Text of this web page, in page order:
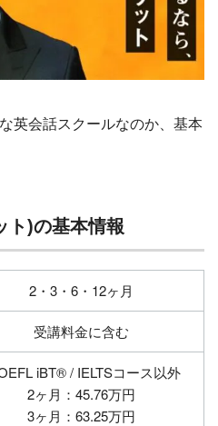
英会話スクールなのか、基本
ト)の基本情報
2・3・6・12ヶ月
受講料金に含む
iBT® / IELTSコース以外
2ヶ月：45.76万円
3ヶ月：63.25万円